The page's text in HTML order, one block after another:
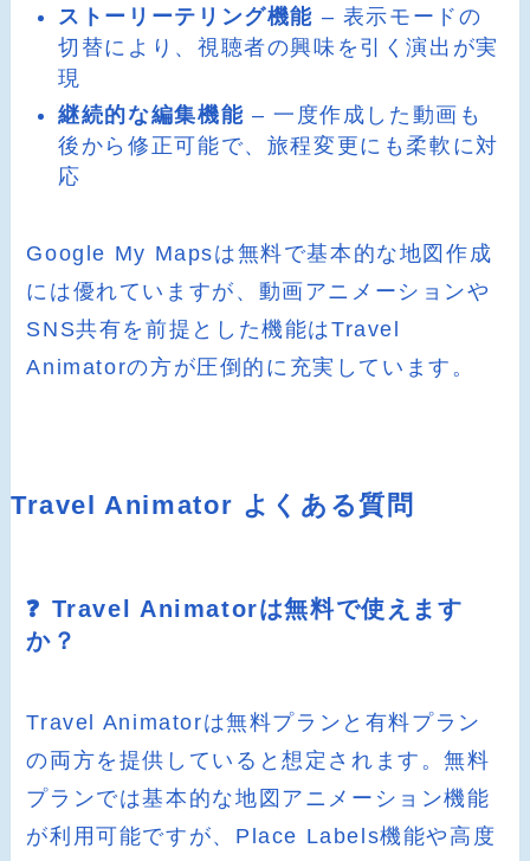
ストーリーテリング機能 – 表示モードの
切替により、視聴者の興味を引く演出が実
現
継続的な編集機能 – 一度作成した動画も
後から修正可能で、旅程変更にも柔軟に対
応
Google My Mapsは無料で基本的な地図作成
には優れていますが、動画アニメーションや
SNS共有を前提とした機能はTravel
Animatorの方が圧倒的に充実しています。
Travel Animator よくある質問
❓ Travel Animatorは無料で使えます
か？
Travel Animatorは無料プランと有料プラン
の両方を提供していると想定されます。無料
プランでは基本的な地図アニメーション機能
が利用可能ですが、Place Labels機能や高度